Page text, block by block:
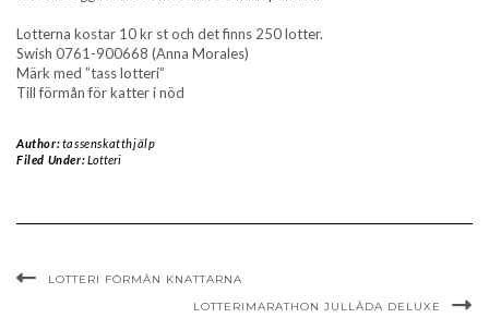
Lotterna kostar 10 kr st och det finns 250 lotter.
Swish 0761-900668 (Anna Morales)
Märk med ”tass lotteri”
Till förmån för katter i nöd
Author:tassenskatthjälp
Filed Under:Lotteri
LOTTERI FÖRMÅN KNATTARNA
LOTTERIMARATHON JULLÅDA DELUXE